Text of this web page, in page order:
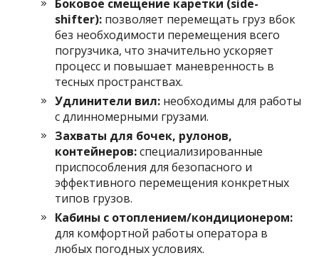
Боковое смещение каретки (side-
shifter): позволяет перемещать груз вбок
без необходимости перемещения всего
погрузчика, что значительно ускоряет
процесс и повышает маневренность в
тесных пространствах.
Удлинители вил: необходимы для работы
с длинномерными грузами.
Захваты для бочек, рулонов,
контейнеров:специализированные
приспособления для безопасного и
эффективного перемещения конкретных
типов грузов.
Кабины с отоплением/кондиционером:
для комфортной работы оператора в
любых погодных условиях.